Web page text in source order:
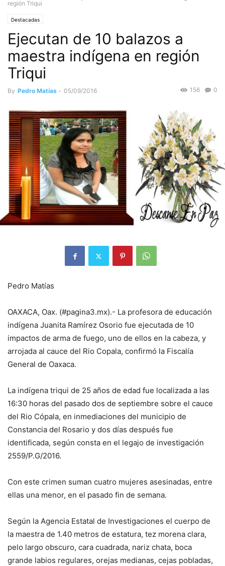
región Triqui
Destacadas
Ejecutan de 10 balazos a
maestra indígena en región
Triqui
By Pedro Matías - 05/09/2016 0
156
Pedro Matías
OAXACA, Oax. (#pagina3.mx).- La profesora de educación
indígena Juanita Ramírez Osorio fue ejecutada de 10
impactos de arma de fuego, uno de ellos en la cabeza, y
arrojada al cauce del Rio Copala, confirmó la Fiscalía
General de Oaxaca.
La indígena triqui de 25 años de edad fue localizada a las
16:30 horas del pasado dos de septiembre sobre el cauce
del Rio Cópala, en inmediaciones del municipio de
Constancia del Rosario y dos días después fue
identificada, según consta en el legajo de investigación
2559/P.G/2016.
Con este crimen suman cuatro mujeres asesinadas, entre
ellas una menor, en el pasado fin de semana.
Según la Agencia Estatal de Investigaciones el cuerpo de
la maestra de 1.40 metros de estatura, tez morena clara,
pelo largo obscuro, cara cuadrada, nariz chata, boca
grande labios regulares, orejas medianas, cejas pobladas,